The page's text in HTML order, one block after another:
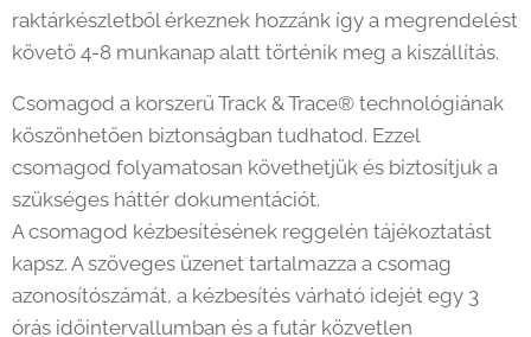
raktárkészletből érkeznek hozzánk így a megrendelést
követő 4-8 munkanap alatt történik meg a kiszállítás.
Csomagod a korszerű Track & Trace® technológiának
köszönhetően biztonságban tudhatod. Ezzel
csomagod folyamatosan követhetjük és biztosítjuk a
szükséges háttér dokumentációt.
A csomagod kézbesítésének reggelén tájékoztatást
kapsz. A szöveges üzenet tartalmazza a csomag
azonosítószámát, a kézbesítés várható idejét egy 3
órás időintervallumban és a futár közvetlen